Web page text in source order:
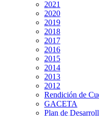
2021
2020
2019
2018
2017
2016
2015
2014
2013
2012
Rendición de
GACETA
Plan de